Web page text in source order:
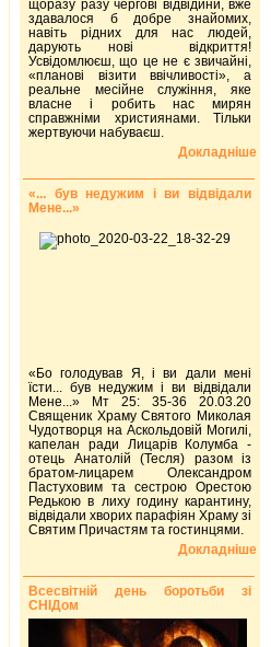
щоразу разу чергові відвідини, вже
здавалося б добре знайомих,
навіть рідних для нас людей,
дарують нові відкриття!
Усвідомлюєш, що це не є звичайні,
«планові візити ввічливості», а
реальне месійне служіння, яке
власне і робить нас мирян
справжніми християнами. Тільки
жертвуючи набуваєш.
Докладніше
«... був недужим і ви відвідали
Мене...»
«Бо голодував Я, і ви дали мені
їсти... був недужим і ви відвідали
Мене...» Мт 25: 35-36 20.03.20
Священик Храму Святого Миколая
Чудотворця на Аскольдовій Могилі,
капелан ради Лицарів Колумба -
отець Анатолій (Тесля) разом із
братом-лицарем Олександром
Пастуховим та сестрою Орестою
Редькою в лиху годину карантину,
відвідали хворих парафіян Храму зі
Святим Причастям та гостинцями.
Докладніше
Всесвітній день боротьби зі
СНІДом